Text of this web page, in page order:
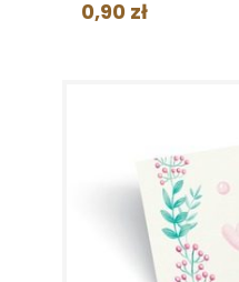
0,90 zł